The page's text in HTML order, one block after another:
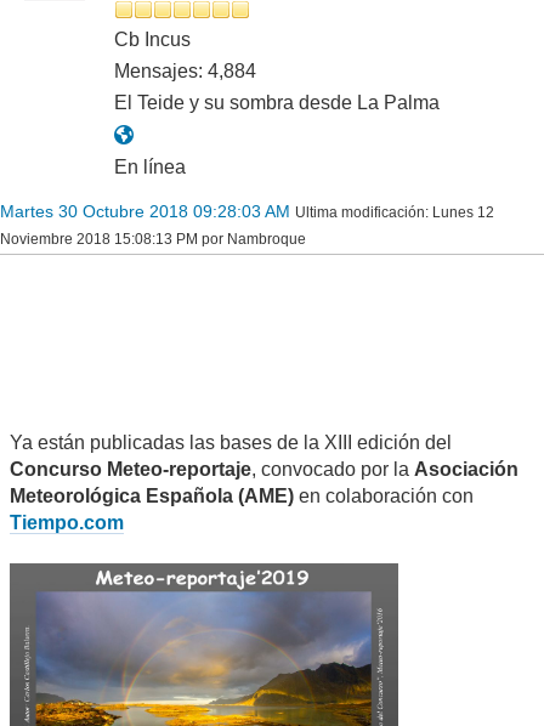
Cb Incus
Mensajes: 4,884
El Teide y su sombra desde La Palma
En línea
Martes 30 Octubre 2018 09:28:03 AM Ultima modificación: Lunes 12
Noviembre 2018 15:08:13 PM por Nambroque
Ya están publicadas las bases de la XIII edición del
Concurso Meteo-reportaje, convocado por la Asociación
Meteorológica Española (AME) en colaboración con
Tiempo.com